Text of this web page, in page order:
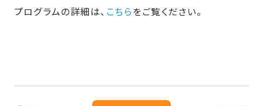
プログラムの詳細は、 こちら をご覧ください。